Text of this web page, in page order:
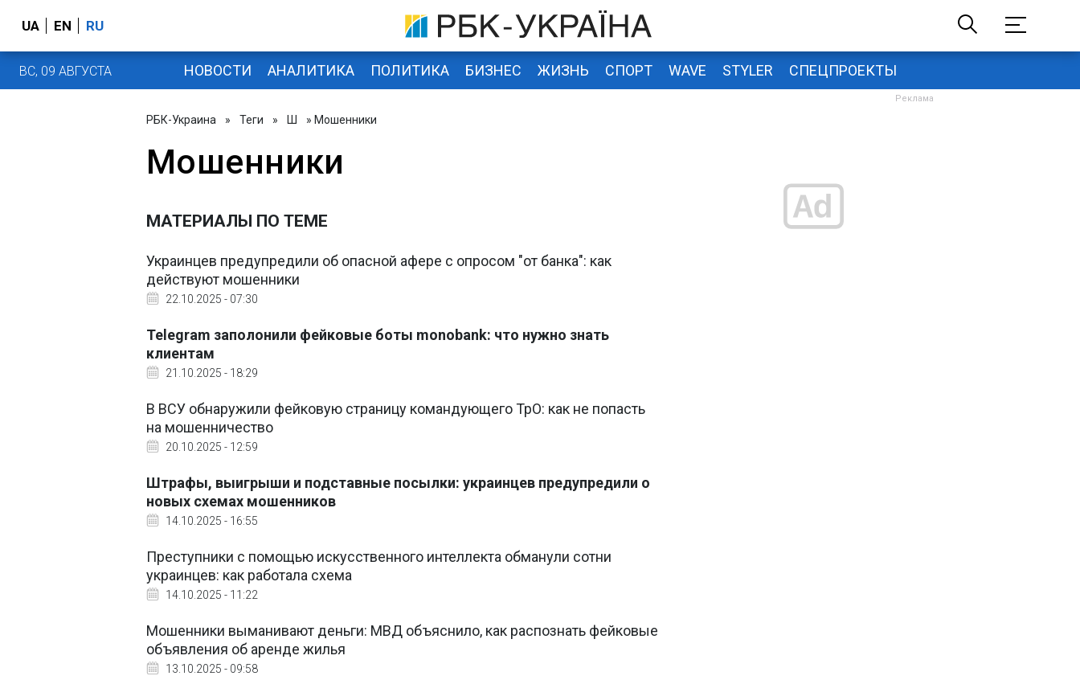
UA EN RU
ВС, 09 АВГУСТА НОВОСТИ АНАЛИТИКА ПОЛИТИКА БИЗНЕС ЖИЗНЬ СПОРТ WAVE STYLER СПЕЦПРОЕКТЫ
РБК-Украина » Теги » Ш » Мошенники
Мошенники
МАТЕРИАЛЫ ПО ТЕМЕ
Украинцев предупредили об опасной афере с опросом "от банка": как
действуют мошенники
22.10.2025 - 07:30
Telegram заполонили фейковые боты monobank: что нужно знать
клиентам
21.10.2025 - 18:29
В ВСУ обнаружили фейковую страницу командующего ТрО: как не попасть
на мошенничество
20.10.2025 - 12:59
Штрафы, выигрыши и подставные посылки: украинцев предупредили о
новых схемах мошенников
14.10.2025 - 16:55
Преступники с помощью искусственного интеллекта обманули сотни
украинцев: как работала схема
14.10.2025 - 11:22
Мошенники выманивают деньги: МВД объяснило, как распознать фейковые
объявления об аренде жилья
13.10.2025 - 09:58